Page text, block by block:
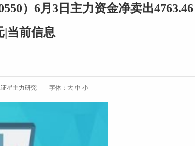
）6月3日主力资金净卖出4763.46
|当前信息
星主力研究 字体： 大 中 小